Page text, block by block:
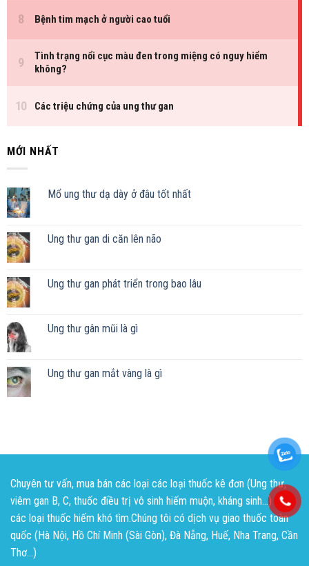
MỚI NHẤT
Mổ ung thư dạ dày ở đâu tốt nhất
Ung thư gan di căn lên não
Ung thư gan phát triển trong bao lâu
Ung thư gân mũi là gì
Ung thư gan mắt vàng là gì
Chuyên tư vấn, mua bán các loại các loại thuốc kê đơn (Ung thư,
viêm gan B, C, thuốc điều trị vô sinh hiếm muộn, kháng sinh...) và
các loại thuốc hiếm khó tìm.Chúng tôi có dịch vụ giao thuốc toàn
quốc (Hà Nội, Hồ Chí Minh (Sài Gòn), Đà Nẵng, Huế, Nha Trang, Cần
Thơ...)